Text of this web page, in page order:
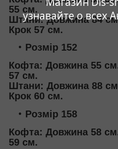
узнавайте о всех
55 см.
Штани: Довжина 84
Крок 57 см.
Розмір 152
Кофта: Довжина 55
57 см.
Штани: Довжина 88
Крок 60 см.
Розмір 158
Кофта: Довжина 58
59 см.